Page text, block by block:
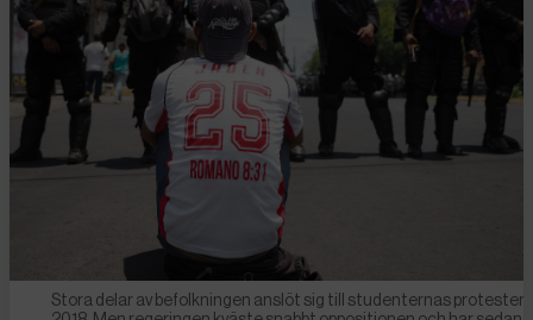
Stora delar av befolkningen anslöt sig till studenternas protester